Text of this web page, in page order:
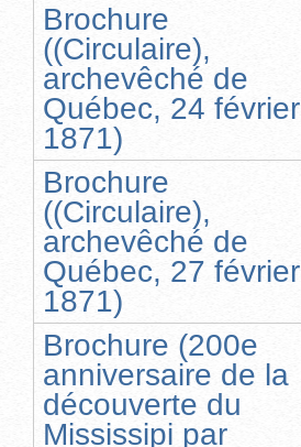
Brochure
((Circulaire),
archevêché de
Québec, 24 février
1871)
Brochure
((Circulaire),
archevêché de
Québec, 27 février
1871)
Brochure (200e
anniversaire de la
découverte du
Mississipi par